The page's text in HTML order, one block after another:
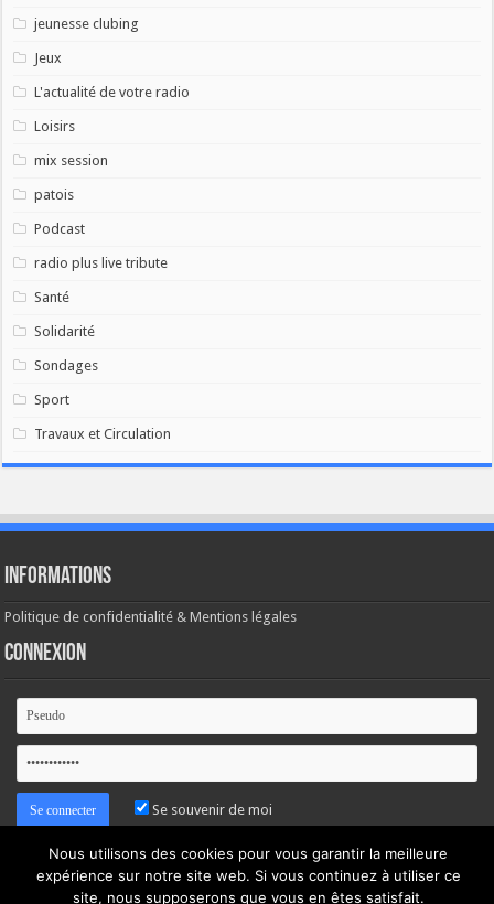
jeunesse clubing
Jeux
L'actualité de votre radio
Loisirs
mix session
patois
Podcast
radio plus live tribute
Santé
Solidarité
Sondages
Sport
Travaux et Circulation
Informations
Politique de confidentialité & Mentions légales
Connexion
Se souvenir de moi
Mot de passe oublié ?
Nous utilisons des cookies pour vous garantir la meilleure
expérience sur notre site web. Si vous continuez à utiliser ce
site, nous supposerons que vous en êtes satisfait.